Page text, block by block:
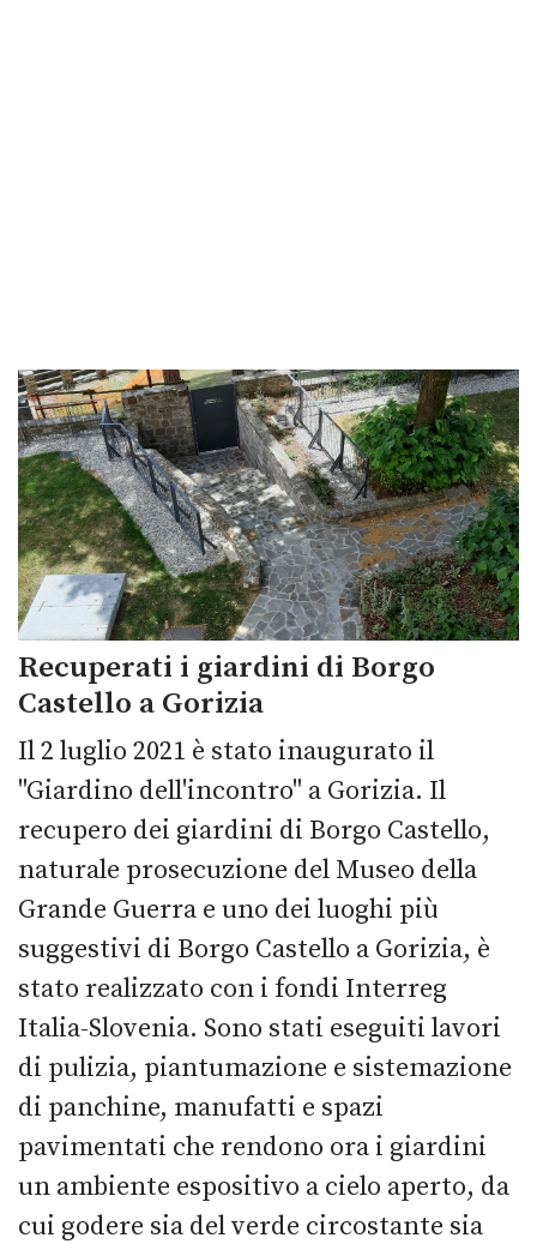
Recuperati i giardini di Borgo
Castello a Gorizia
Il 2 luglio 2021 è stato inaugurato il
"Giardino dell'incontro" a Gorizia. Il
recupero dei giardini di Borgo Castello,
naturale prosecuzione del Museo della
Grande Guerra e uno dei luoghi più
suggestivi di Borgo Castello a Gorizia, è
stato realizzato con i fondi Interreg
Italia-Slovenia. Sono stati eseguiti lavori
di pulizia, piantumazione e sistemazione
di panchine, manufatti e spazi
pavimentati che rendono ora i giardini
un ambiente espositivo a cielo aperto, da
cui godere sia del verde circostante sia